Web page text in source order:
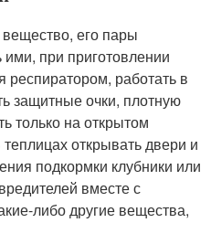
его пары
при приготовлении
респиратором, работать в
защитные очки, плотную
только на открытом
открывать двери и
подкормки клубники или
вместе с
либо другие вещества,